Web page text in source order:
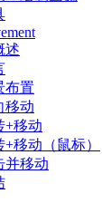
述
布置
移动
+移动
+移动（鼠标）
并移动